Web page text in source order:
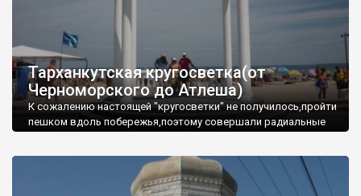
Тарханкутская кругосветка(от
Черноморского до Атлеша)
К сожалению настоящей "кругосветки" не получилось,пройти
пешком вдоль побережья,поэтому совершали радиальные